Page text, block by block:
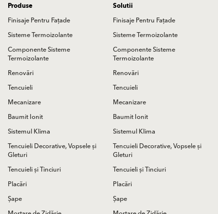
Produse
Finisaje Pentru Fațade
Sisteme Termoizolante
Componente Sisteme
Termoizolante
Renovări
Tencuieli
Mecanizare
Baumit Ionit
Sistemul Klima
Tencuieli Decorative, Vopsele și
Gleturi
Tencuieli și Tinciuri
Placări
Șape
Solutii
Finisaje Pentru Fațade
Sisteme Termoizolante
Componente Sisteme
Termoizolante
Renovări
Tencuieli
Mecanizare
Baumit Ionit
Sistemul Klima
Tencuieli Decorative, Vopsele și
Gleturi
Tencuieli și Tinciuri
Placări
Șape